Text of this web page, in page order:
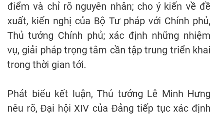
điểm và chỉ rõ nguyên nhân; cho ý kiến về đề
xuất, kiến nghị của Bộ Tư pháp với Chính phủ,
Thủ tướng Chính phủ; xác định những nhiệm
vụ, giải pháp trọng tâm cần tập trung triển khai
trong thời gian tới.
Phát biểu kết luận, Thủ tướng Lê Minh Hưng
nêu rõ, Đại hội XIV của Đảng tiếp tục xác định